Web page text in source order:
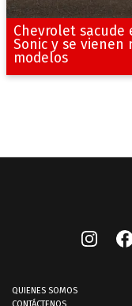
Chevrolet sacude
Sonic y se vienen
modelos
QUIENES SOMOS
CONTÁCTENOS